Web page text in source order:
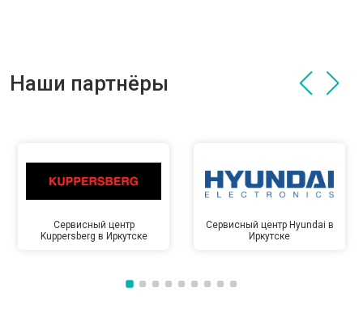
Наши партнёры
Сервисный центр
Kuppersberg в Иркутске
Сервисный центр Hyundai в
Иркутске